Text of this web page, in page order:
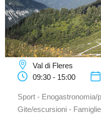
Val di Fleres
09:30 - 15:00
Sport - Enogastronomia/
Gite/escursioni - Famiglie